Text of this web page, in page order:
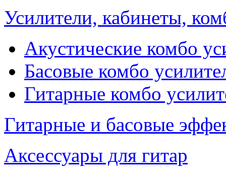
Усилители, кабинеты,
Акустические комбо
Басовые комбо
Гитарные комбо
Гитарные и басовые
Аксессуары для гитар